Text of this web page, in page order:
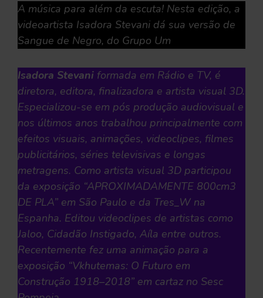
A música para além da escuta! Nesta edição, a
videoartista Isadora Stevani dá sua versão de
Sangue de Negro, do Grupo Um
Isadora Stevani formada em Rádio e TV, é
diretora, editora, finalizadora e artista visual 3D.
Especializou-se em pós produção audiovisual e
nos últimos anos trabalhou principalmente com
efeitos visuais, animações, videoclipes, filmes
publicitários, séries televisivas e longas
metragens. Como artista visual 3D participou
da exposição “APROXIMADAMENTE 800cm3
DE PLA” em São Paulo e da Tres_W na
Espanha. Editou videoclipes de artistas como
Jaloo, Cidadão Instigado, Aíla entre outros.
Recentemente fez uma animação para a
exposição “Vkhutemas: O Futuro em
Construção 1918–2018” em cartaz no Sesc